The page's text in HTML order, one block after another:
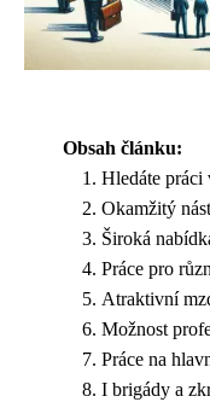
Obsah článku:
Hledáte práci
Okamžitý
Široká
Práce pro
Atraktivní
Možnost
Práce na
I brigády a